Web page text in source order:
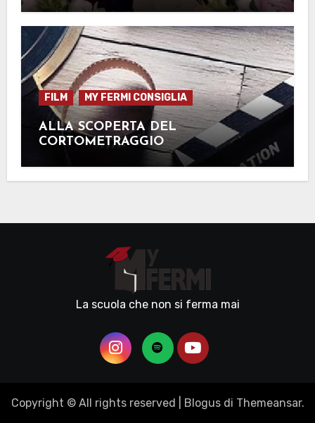
FILM MY FERMI CONSIGLIA
ALLA SCOPERTA DEL
CORTOMETRAGGIO
La scuola che non si ferma mai
Copyright © All rights reserved Blogusdi Themeansar.